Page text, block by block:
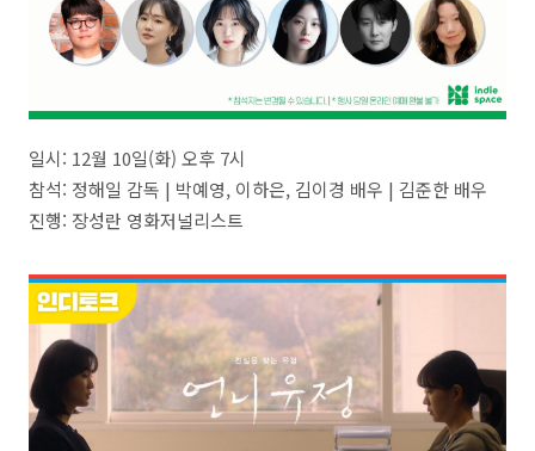
일시: 12월 10일(화) 오후 7시
참석: 정해일 감독 | 박예영, 이하은, 김이경 배우 | 김준한 배우
진행: 장성란 영화저널리스트